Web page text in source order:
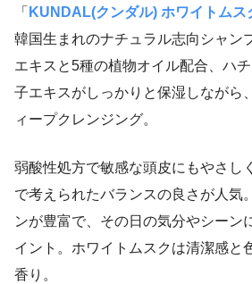
「 KUNDAL(クンダル) ホワイトムス
韓国生まれのナチュラル志向シャン
エキスと5種の植物オイル配合、ハ
子エキスがしっかりと保湿しながら
ィープクレンジング。
弱酸性処方で敏感な頭皮にもやさし
で考えられたバランスの良さが人気
ンが豊富で、その日の気分やシーン
イント。ホワイトムスクは清潔感と
香り 。